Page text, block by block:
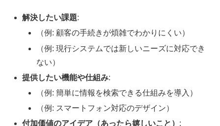
解決したい課題:
（例: 顧客の手続きが煩雑でわかりにくい）
（例: 現行システムでは新しいニーズに対応でき
ない）
提供したい機能や仕組み:
（例: 簡単に情報を検索できる仕組みを導入）
（例: スマートフォン対応のデザイン）
付加価値のアイデア（あったら嬉しいこと） :